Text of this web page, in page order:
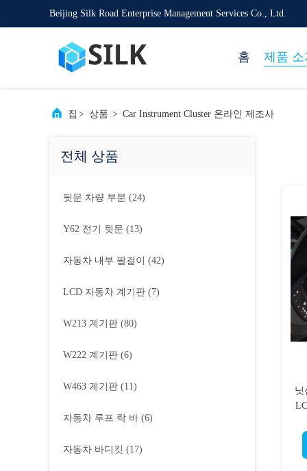
Beijing Silk Road Enterprise Management Services Co., Ltd.
홈 제품 소
집 > 상품 > Car Instrument Cluster 온라인 제조사
전체 상품
뒷문 차량 부분 (24)
Y62 전기 뒷문 (13)
자동차 내부 팔걸이 (42)
LCD 자동차 계기판 (7)
W213 계기판 (80)
W222 계기판 (6)
W463 계기판 (11)
자동차 루프 락 바 (6)
자동차 바디킷 (17)
닛